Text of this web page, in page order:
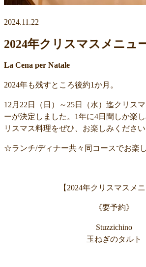
2024.11.22
2024年クリスマスメニュ
La Cena per Natale
2024年も残すところ後約1か月。
12月22日（日）～25日（水）迄クリス
ーが決定しました。1年に4日間しか楽
リスマス料理をぜひ、お楽しみください
☆ランチ/ディナー共々同コースでお楽
【2024年クリスマスメニ
《要予約》
Stuzzichino
玉ねぎのタルト